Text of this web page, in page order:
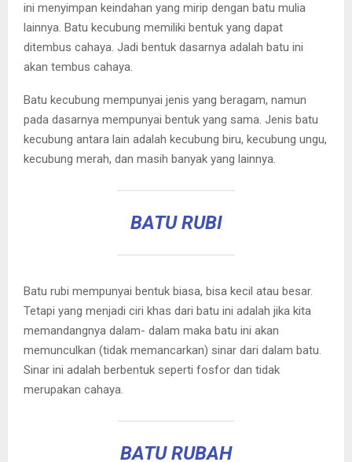
ini menyimpan keindahan yang mirip dengan batu mulia
lainnya. Batu kecubung memiliki bentuk yang dapat
ditembus cahaya. Jadi bentuk dasarnya adalah batu ini
akan tembus cahaya.
Batu kecubung mempunyai jenis yang beragam, namun
pada dasarnya mempunyai bentuk yang sama. Jenis batu
kecubung antara lain adalah kecubung biru, kecubung ungu,
kecubung merah, dan masih banyak yang lainnya.
BATU RUBI
Batu rubi mempunyai bentuk biasa, bisa kecil atau besar.
Tetapi yang menjadi ciri khas dari batu ini adalah jika kita
memandangnya dalam- dalam maka batu ini akan
memunculkan (tidak memancarkan) sinar dari dalam batu.
Sinar ini adalah berbentuk seperti fosfor dan tidak
merupakan cahaya.
BATU RUBAH